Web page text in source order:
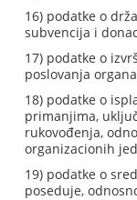
16) podatke o
subvencija i
17) podatke o
poslovanja
18) podatke o
primanjima,
rukovođenja,
organizacionih
19) podatke o
poseduje,